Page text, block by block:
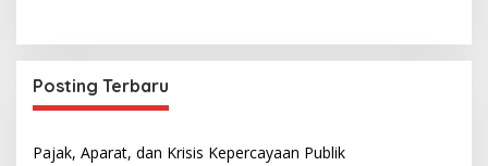
Posting Terbaru
Pajak, Aparat, dan Krisis Kepercayaan Publik